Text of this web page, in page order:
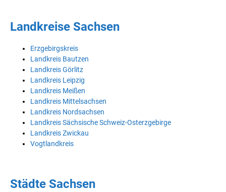
Landkreise Sachsen
Erzgebirgskreis
Landkreis Bautzen
Landkreis Görlitz
Landkreis Leipzig
Landkreis Meißen
Landkreis Mittelsachsen
Landkreis Nordsachsen
Landkreis Sächsische Schweiz-Osterzgebirge
Landkreis Zwickau
Vogtlandkreis
Städte Sachsen